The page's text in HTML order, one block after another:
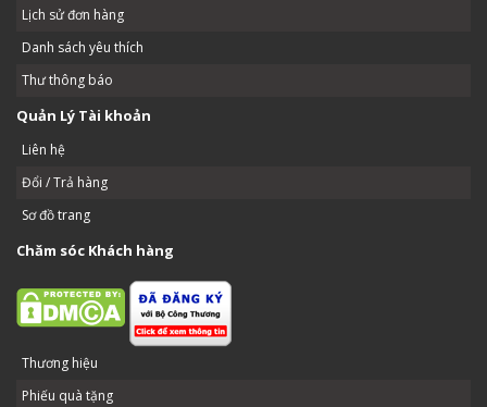
Lịch sử đơn hàng
Danh sách yêu thích
Thư thông báo
Quản Lý Tài khoản
Liên hệ
Đổi / Trả hàng
Sơ đồ trang
Chăm sóc Khách hàng
Thương hiệu
Phiếu quà tặng